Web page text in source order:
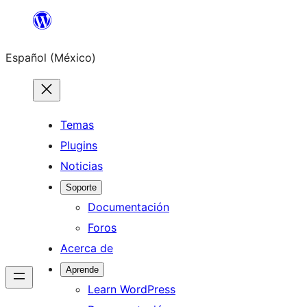
Saltar
contenido
Español (México)
Temas
Plugins
Noticias
Soporte
Documentación
Foros
Acerca de
Aprende
Learn WordPress